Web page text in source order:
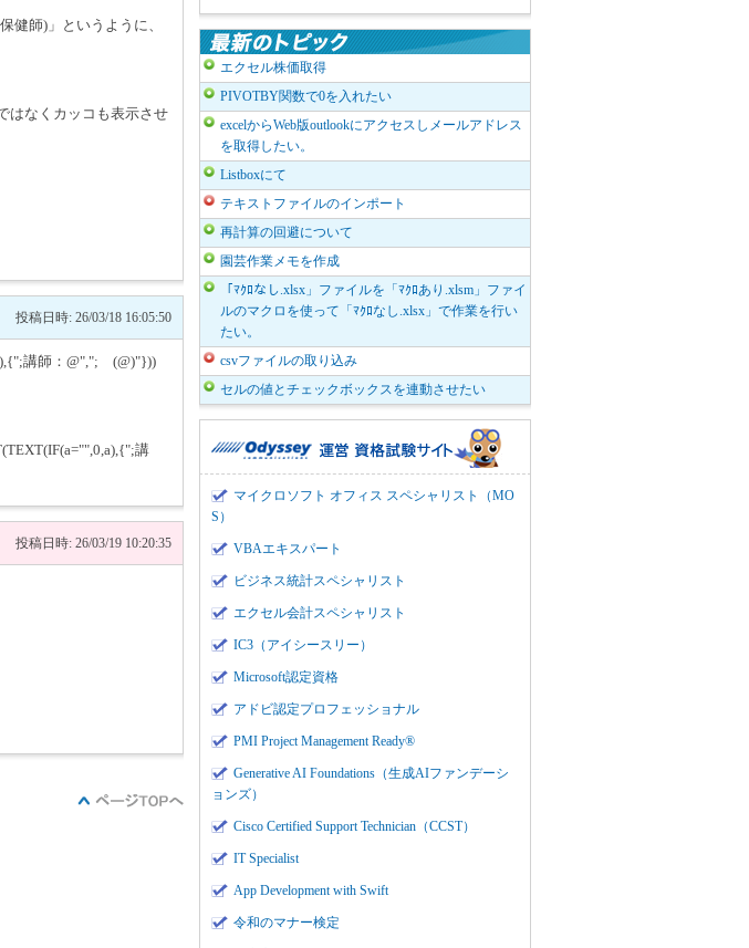
師)」というように、
はなくカッコも表示させ
投稿日時: 26/03/18 16:05:50
講師：@","; (@)"}))
講
投稿日時: 26/03/19 10:20:35
エクセル株価取得
PIVOTBY関数で0を入れたい
excelからWeb版outlookにアクセスしメールアドレス
を取得したい。
Listboxにて
テキストファイルのインポート
再計算の回避について
園芸作業メモを作成
「ﾏｸﾛなし.xlsx」ファイルを「ﾏｸﾛあり.xlsm」ファイ
ルのマクロを使って「ﾏｸﾛなし.xlsx」で作業を行い
たい。
csvファイルの取り込み
セルの値とチェックボックスを連動させたい
マイクロソフト オフィス スペシャリスト（MO
S）
VBAエキスパート
ビジネス統計スペシャリスト
エクセル会計スペシャリスト
IC3（アイシースリー）
Microsoft認定資格
アドビ認定プロフェッショナル
PMI Project Management Ready®
Generative AI Foundations（生成AIファンデーシ
ョンズ）
Cisco Certified Support Technician（CCST）
IT Specialist
App Development with Swift
令和のマナー検定